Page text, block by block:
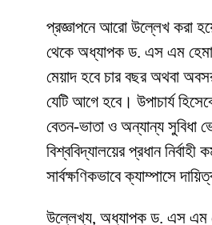
প্রজ্ঞাপনে আরো উল্লেখ করা
থেকে অধ্যাপক ড. এস এম
মেয়াদ হবে চার বছর অথবা
যেটি আগে হবে। উপাচার্য
বেতন-ভাতা ও অন্যান্য সুবিধা
বিশ্ববিদ্যালয়ের প্রধান নির্বাহী
সার্বক্ষণিকভাবে ক্যাম্পাসে
উল্লেখ্য, অধ্যাপক ড. এস এম